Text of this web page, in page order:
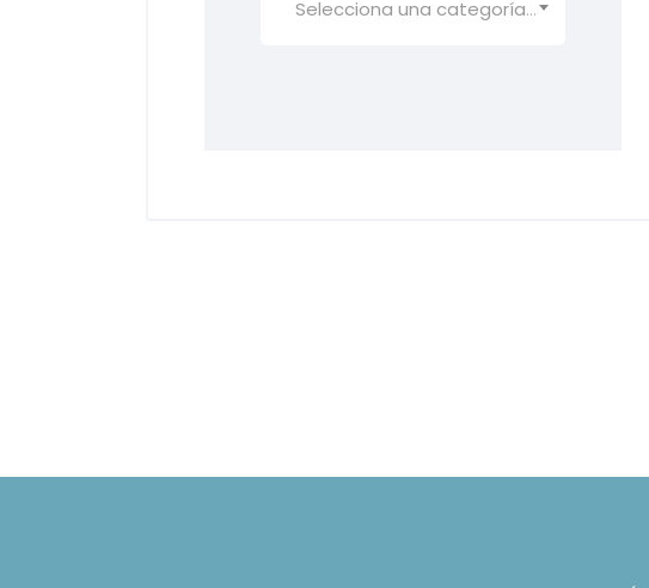
Selecciona una categoría